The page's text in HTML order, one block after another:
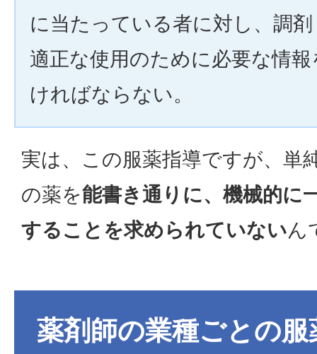
に当たっている者に対し、調
適正な使用のために必要な情
ければならない。
実は、この服薬指導ですが、単
の薬を能書き通りに、機械的に
することを求められていないん
薬剤師の業種ごとの服